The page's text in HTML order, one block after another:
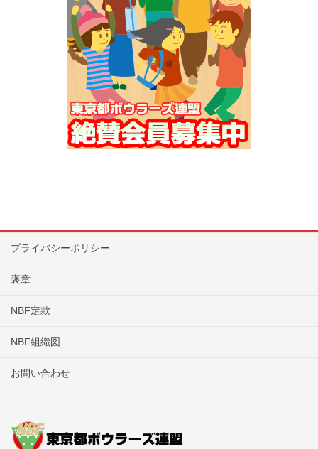
プライバシーポリシー
褒章
NBF定款
NBF組織図
お問い合わせ